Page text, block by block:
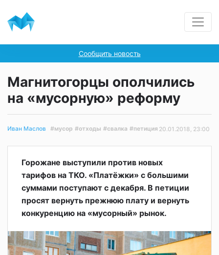
Сообщить новость
Магнитогорцы ополчились
на «мусорную» реформу
Иван Маслов #мусор #отходы #свалка #петиция 20.01.2018, 23:00
Горожане выступили против новых
тарифов на ТКО. «Платёжки» с большими
суммами поступают с декабря. В петиции
просят вернуть прежнюю плату и вернуть
конкуренцию на «мусорный» рынок.